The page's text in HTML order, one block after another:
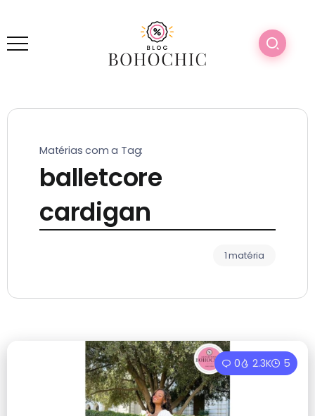
Matérias com a Tag:
balletcore
cardigan
1 matéria
0 2.3K 5